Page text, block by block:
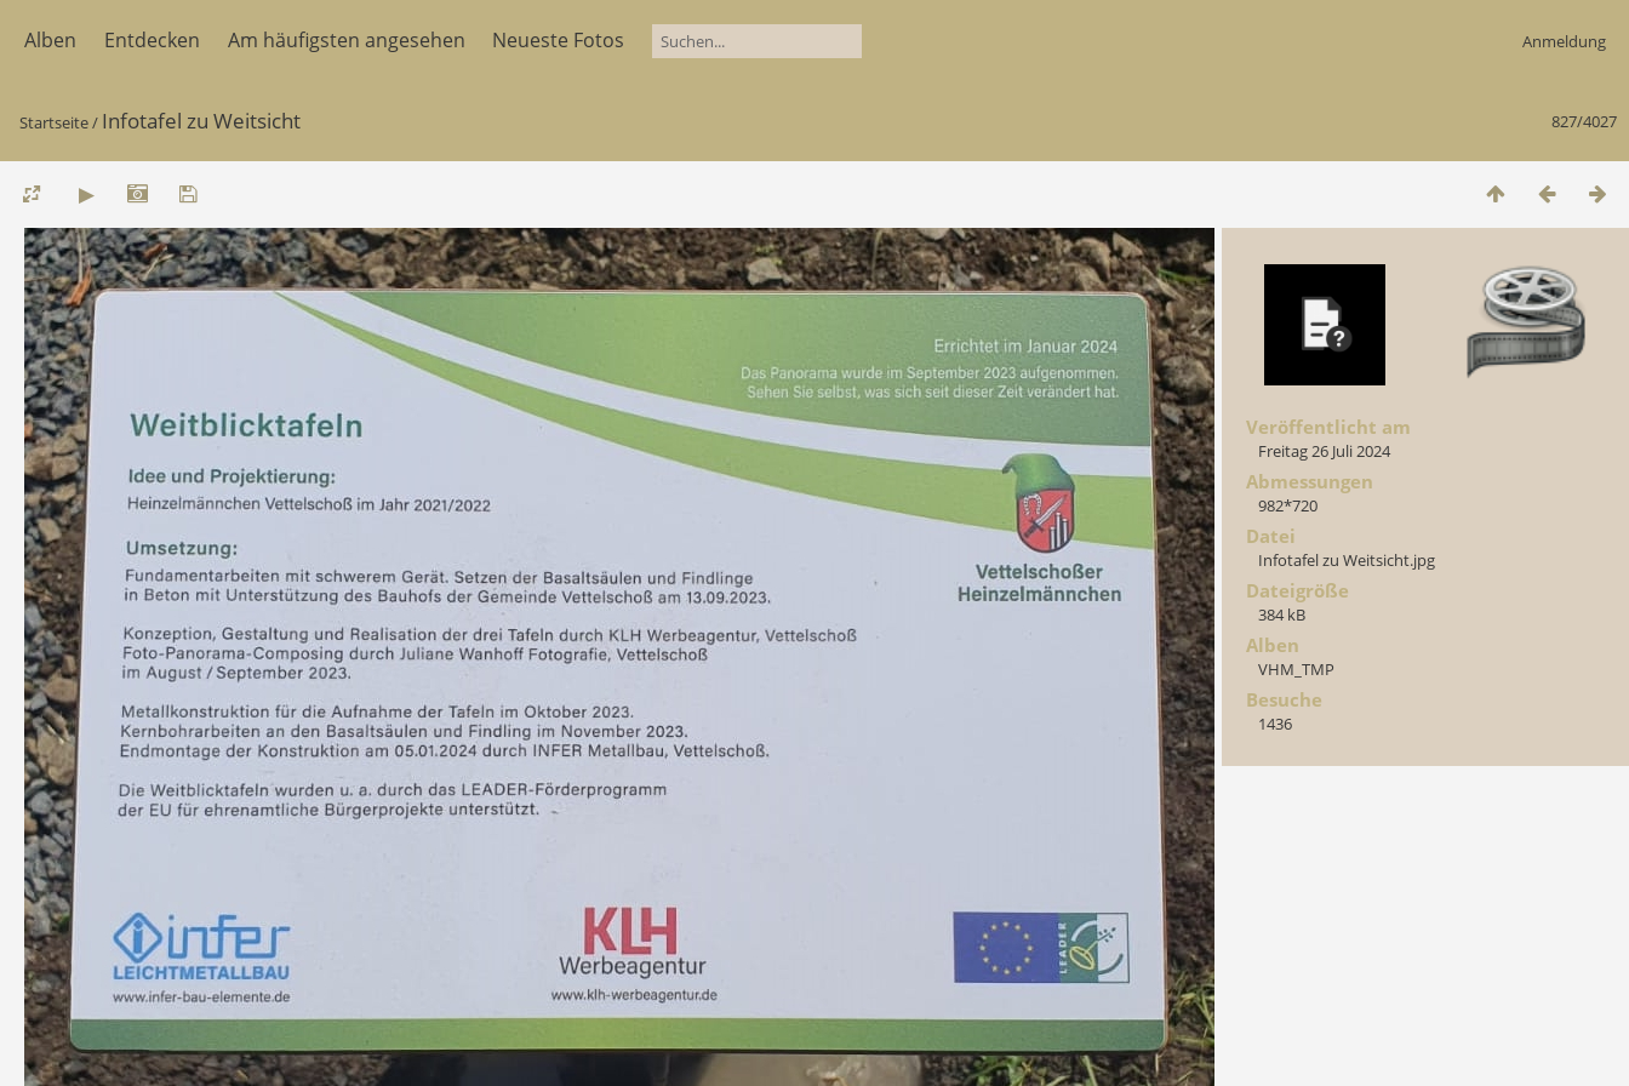
Alben Entdecken Am häufigsten angesehen Neueste Fotos Anmeldung
827/4027
Startseite/ Infotafel zu Weitsicht
Veröffentlicht am
Freitag 26 Juli 2024
Abmessungen
982*720
Datei
Infotafel zu Weitsicht.jpg
Dateigröße
384 kB
Alben
VHM_TMP
Besuche
1436